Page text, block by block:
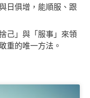
日俱增，能順服、跟
」與「服事」來領
重的唯一方法。